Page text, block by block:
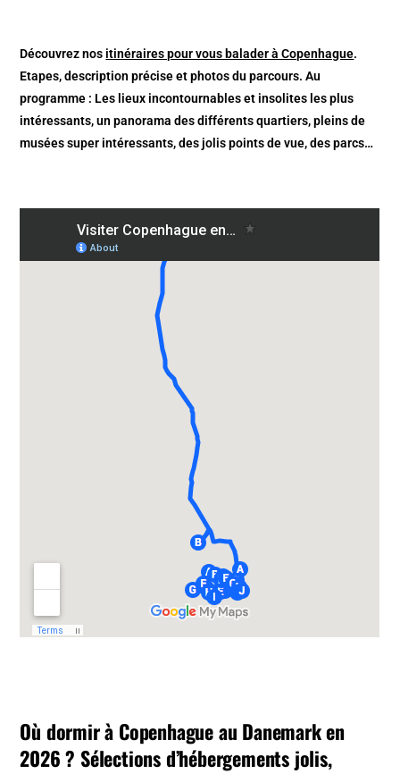
Découvrez nos itinéraires pour vous balader à Copenhague.
Etapes, description précise et photos du parcours. Au
programme : Les lieux incontournables et insolites les plus
intéressants, un panorama des différents quartiers, pleins de
musées super intéressants, des jolis points de vue, des parcs…
Où dormir à Copenhague au Danemark en
2026 ? Sélections d’hébergements jolis,